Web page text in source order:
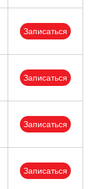
Записаться
Записаться
Записаться
Записаться